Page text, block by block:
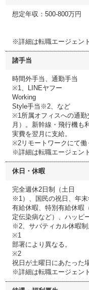
想定年収：500-800万円
※詳細は転職エージェン
諸手当
時間外手当、通勤手当
※1、LINEヤフー
Working
Style手当※2、など
※1所属オフィスへの通勤
月）。新幹線・飛行機も
実費を翌月に支給。
※2リモートワークにて働
※詳細は転職エージェン
休日・休暇
完全週休2日制（土日
※1）、国民の祝日、年末
有給休暇、特別有給休暇
定伝染病など）、ハッピ
※2、サバティカル休暇
※1
部署により異なる。
※2
祝日が土曜日にあたった
※詳細は転職エージェン